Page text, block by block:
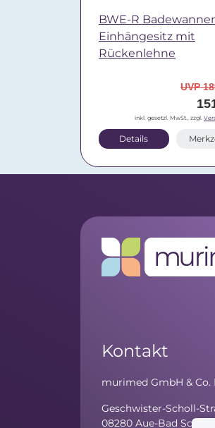
BWE-R
Einhängesitz mit
Rückenlehne
UVP
inkl. gesetzl. MwSt., zzgl.
Details
Kontakt
murimed GmbH & Co.
Geschwister-Scholl-
08280 Aue-Bad